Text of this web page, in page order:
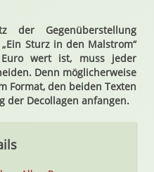
der Gegenüberstellung
Sturz in den Malstrom“
wert ist, muss jeder
Denn möglicherweise
Format, den beiden Texten
der Decollagen anfangen.